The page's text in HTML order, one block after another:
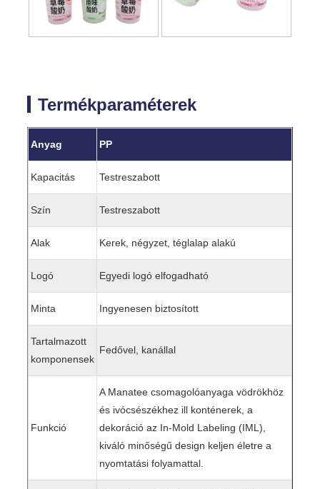
Termékparaméterek
Anyag PP
Kapacitás Testreszabott
Szín Testreszabott
Alak Kerek, négyzet, téglalap alakú
Logó Egyedi logó elfogadható
Minta Ingyenesen biztosított
Tartalmazott
komponensek
Fedővel, kanállal
Funkció
A Manatee csomagolóanyaga vödrökhöz
és ivócsészékhez ill konténerek, a
dekoráció az In-Mold Labeling (IML),
kiváló minőségű design keljen életre a
nyomtatási folyamattal.